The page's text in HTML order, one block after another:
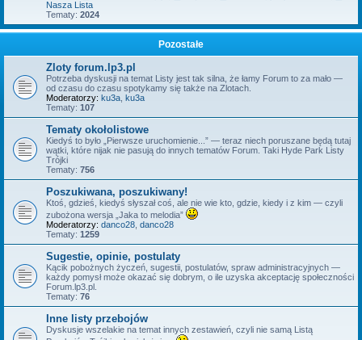
Nasza Lista
Tematy: 2024
Pozostałe
Zloty forum.lp3.pl
Potrzeba dyskusji na temat Listy jest tak silna, że łamy Forum to za mało —
od czasu do czasu spotykamy się także na Zlotach.
Moderatorzy: ku3a ku3a
Tematy: 107
Tematy okołolistowe
Kiedyś to było „Pierwsze uruchomienie...” — teraz niech poruszane będą tutaj
wątki, które nijak nie pasują do innych tematów Forum. Taki Hyde Park Listy
Trójki
Tematy: 756
Poszukiwana, poszukiwany!
Ktoś, gdzieś, kiedyś słyszał coś, ale nie wie kto, gdzie, kiedy i z kim — czyli
zubożona wersja „Jaka to melodia”
Moderatorzy: danco28 danco28
Tematy: 1259
Sugestie, opinie, postulaty
Kącik pobożnych życzeń, sugestii, postulatów, spraw administracyjnych —
każdy pomysł może okazać się dobrym, o ile uzyska akceptację społeczności
Forum.lp3.pl.
Tematy: 76
Inne listy przebojów
Dyskusje wszelakie na temat innych zestawień, czyli nie samą Listą